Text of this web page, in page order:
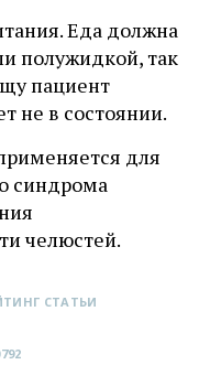
Еда должна
полужидкой, так
пациент
не в состоянии.
для
синдрома
челюстей.
СТАТЬИ